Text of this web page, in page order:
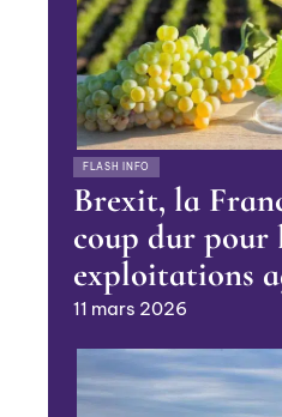
FLASH INFO
Brexit, la
coup dur pour
exploitations
11 mars 2026